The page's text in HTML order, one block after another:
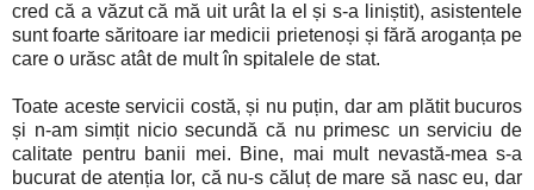
cred că a văzut că mă uit urât la el și s-a liniștit), asistentele
sunt foarte săritoare iar medicii prietenoși și fără aroganța pe
care o urăsc atât de mult în spitalele de stat.
Toate aceste servicii costă, și nu puțin, dar am plătit bucuros
și n-am simțit nicio secundă că nu primesc un serviciu de
calitate pentru banii mei. Bine, mai mult nevastă-mea s-a
bucurat de atenția lor, că nu-s căluț de mare să nasc eu, dar